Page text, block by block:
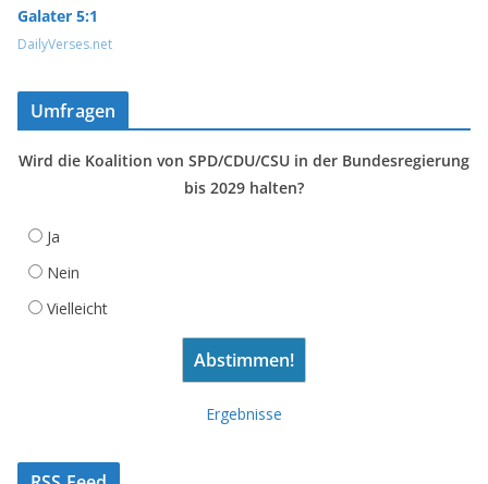
Galater 5:1
DailyVerses.net
Umfragen
Wird die Koalition von SPD/CDU/CSU in der Bundesregierung
bis 2029 halten?
Ja
Nein
Vielleicht
Ergebnisse